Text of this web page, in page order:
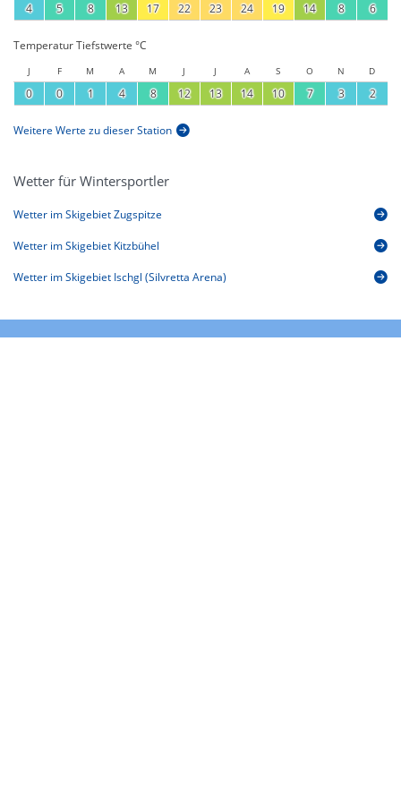
4 5 8 13 17 22 23 24 19 14 8 6
Temperatur Tiefstwerte °C
J F M A M J J A S O N D
0 0 1 4 8 12 13 14 10 7 3 2
Weitere Werte zu dieser Station
Wetter für Wintersportler
Wetter im Skigebiet Zugspitze
Wetter im Skigebiet Kitzbühel
Wetter im Skigebiet Ischgl (Silvretta Arena)